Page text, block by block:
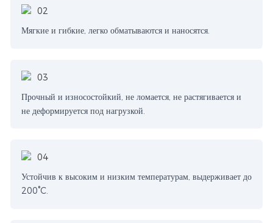
Мягкие и гибкие, легко обматываются и наносятся.
Прочный и износостойкий, не ломается, не растягивается и
не деформируется под нагрузкой.
Устойчив к высоким и низким температурам, выдерживает до
200°C.